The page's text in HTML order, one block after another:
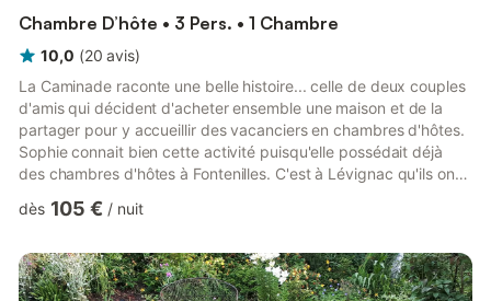
Chambre D’hôte • 3 Pers. • 1 Chambre
10,0 (20 avis)
La Caminade raconte une belle histoire... celle de deux couples
d'amis qui décident d'acheter ensemble une maison et de la
partager pour y accueillir des vacanciers en chambres d'hôtes.
Sophie connait bien cette activité puisqu'elle possédait déjà
des chambres d'hôtes à Fontenilles. C'est à Lévignac qu'ils ont
presbytère) située au cœur du village, à deux pas de la halle,
proximité : dans le village de Lévignac : commerces,
restaurants, cinéma ; forêt de Boucon...
dès 105 € / nuit